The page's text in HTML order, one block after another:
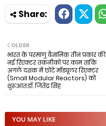
OLDER
भारत के परमाणु वैज्ञानिक तीन प्रकार की
नई रिएक्टर तकनीकों पर काम ताकि
अगले दशक में छोटे मॉड्यूलर रिएक्टर
(Small Modular Reactors) को
शुरूआत:डॉ. जितेंद्र सिंह
YOU MAY LIKE